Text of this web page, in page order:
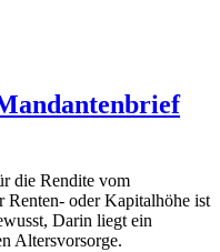
die Rendite vom
Renten- oder Kapitalhöhe ist
Darin liegt ein
Altersvorsorge.